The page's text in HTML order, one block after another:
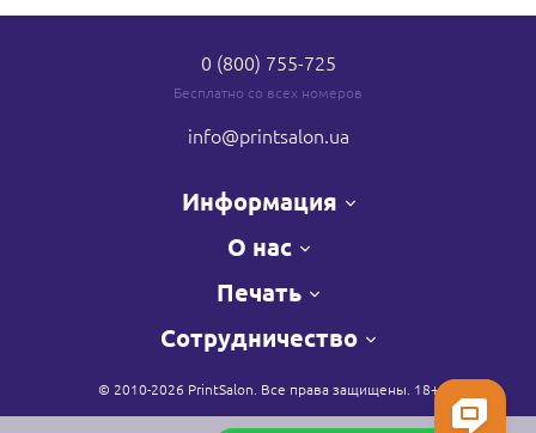
0 (800) 755-725
Бесплатно со всех номеров
info@printsalon.ua
Информация
О нас
Печать
Сотрудничество
© 2010-2026 PrintSalon. Все права защищены. 18+